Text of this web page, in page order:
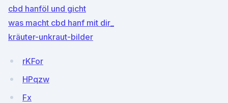
cbd hanföl und gicht
was macht cbd hanf mit dir_
kräuter-unkraut-bilder
rKFor
HPqzw
Fx